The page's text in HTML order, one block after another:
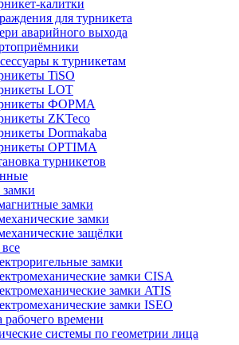
калитки
для турникета
аварийного выхода
к турникетам
TiSO
LOT
ФОРМА
ZKTeco
Dormakaba
OPTIMA
турникетов
замки
замки
защёлки
замки
замки CISA
замки ATIS
замки ISEO
времени
системы по геометрии лица